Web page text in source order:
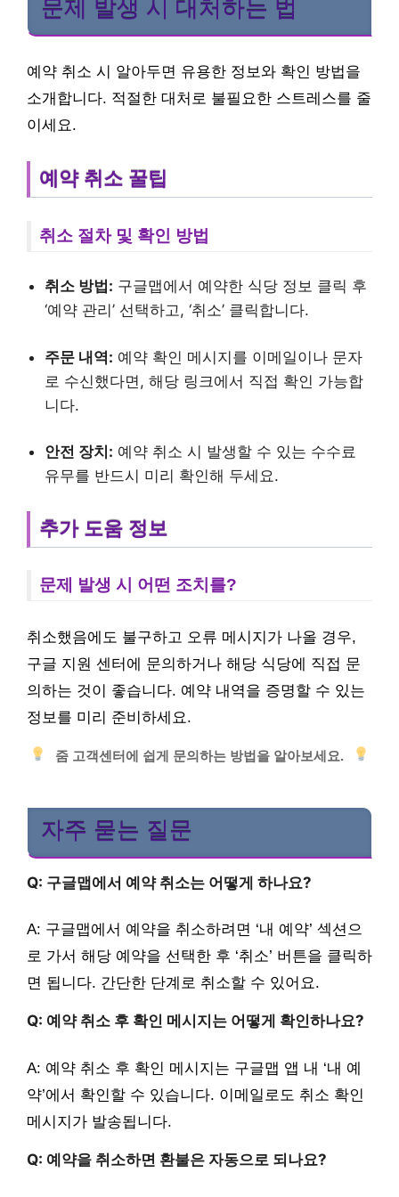
문제 발생 시 대처하는 법
예약 취소 시 알아두면 유용한 정보와 확인 방법을
소개합니다. 적절한 대처로 불필요한 스트레스를 줄
이세요.
예약 취소 꿀팁
취소 절차 및 확인 방법
취소 방법: 구글맵에서 예약한 식당 정보 클릭 후
‘예약 관리’ 선택하고, ‘취소’ 클릭합니다.
주문 내역: 예약 확인 메시지를 이메일이나 문자
로 수신했다면, 해당 링크에서 직접 확인 가능합
니다.
안전 장치: 예약 취소 시 발생할 수 있는 수수료
유무를 반드시 미리 확인해 두세요.
추가 도움 정보
문제 발생 시 어떤 조치를?
취소했음에도 불구하고 오류 메시지가 나올 경우,
구글 지원 센터에 문의하거나 해당 식당에 직접 문
의하는 것이 좋습니다. 예약 내역을 증명할 수 있는
정보를 미리 준비하세요.
줌 고객센터에 쉽게 문의하는 방법을 알아보세요.
자주 묻는 질문
Q: 구글맵에서 예약 취소는 어떻게 하나요?
A: 구글맵에서 예약을 취소하려면 ‘내 예약’ 섹션으
로 가서 해당 예약을 선택한 후 ‘취소’ 버튼을 클릭하
면 됩니다. 간단한 단계로 취소할 수 있어요.
Q: 예약 취소 후 확인 메시지는 어떻게 확인하나요?
A: 예약 취소 후 확인 메시지는 구글맵 앱 내 ‘내 예
약’에서 확인할 수 있습니다. 이메일로도 취소 확인
메시지가 발송됩니다.
Q: 예약을 취소하면 환불은 자동으로 되나요?